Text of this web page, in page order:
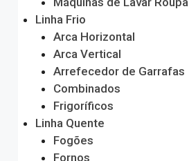
Linha Frio
Arca Horizontal
Arca Vertical
Arrefecedor de Garrafas
Combinados
Frigoríficos
Linha Quente
Fogões
Fornos